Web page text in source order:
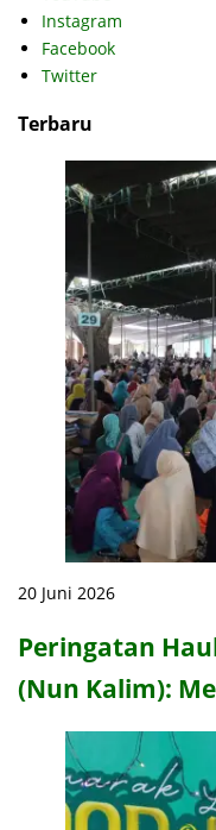
Instagram
Facebook
Twitter
Terbaru
20 Juni 2026
Peringatan
(Nun Kalim):